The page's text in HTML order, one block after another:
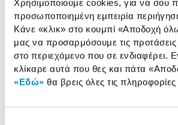
Χρησιμοποιούμε cookies, για να σου
προσωποποιημένη εμπειρία
Κάνε «κλικ» στο κουμπί «Αποδοχή
μας να προσαρμόσουμε τις προτάσεις
στο περιεχόμενο που σε ενδιαφέρει.
κλίκαρε αυτά που θες και πάτα
«Εδώ» θα βρεις όλες τις
Αναλυτική
παρουσίαση
Αναλυτική παρουσίαση
Προδιαγραφές
προϊόντος
Χαρακτηριστικά
Αξιολογήσεις